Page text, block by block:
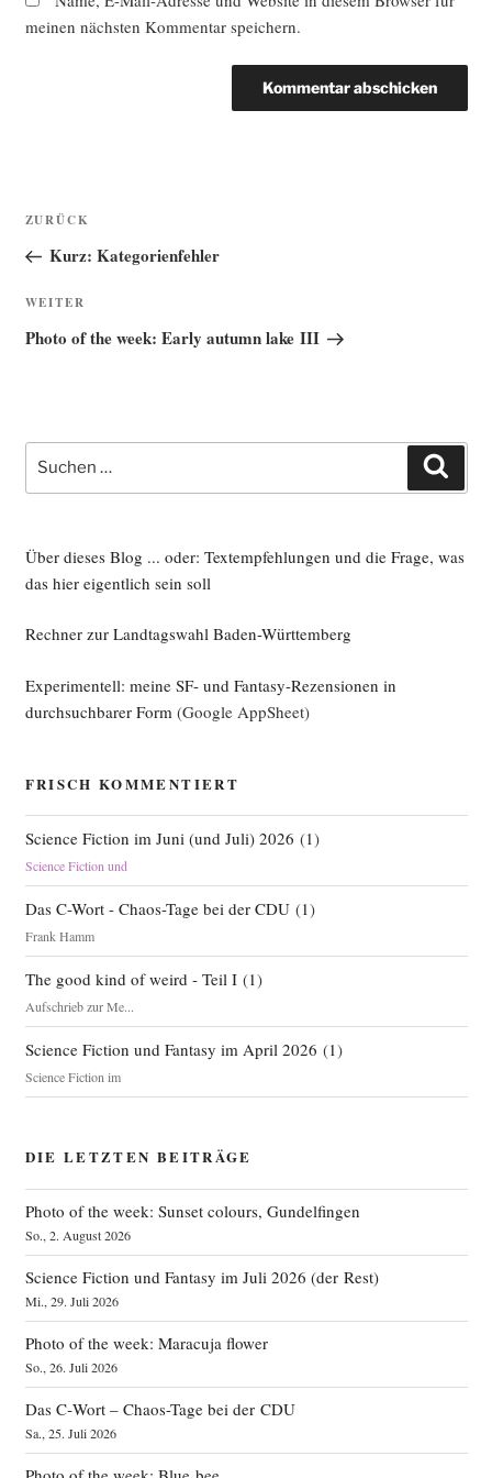
meinen nächsten Kommentar speichern.
Beitragsnavigation
Vorheriger
Beitrag
ZURÜCK
Kurz: Kategorienfehler
Nächster
Beitrag
WEITER
Photo of the week: Early autumn lake III
Suche
nach:
Über dieses Blog ... oder: Textempfehlungen und die Frage, was
das hier eigentlich sein soll
Rechner zur Landtagswahl Baden-Württemberg
Experimentell: meine SF- und Fantasy-Rezensionen in
durchsuchbarer Form (Google AppSheet)
FRISCH KOMMENTIERT
Science Fiction im Juni (und Juli) 2026 (1)
Science Fiction und
Das C-Wort - Chaos-Tage bei der CDU(1)
Frank Hamm
The good kind of weird - Teil I(1)
Aufschrieb zur Me...
Science Fiction und Fantasy im April 2026 (1)
Science Fiction im
DIE LETZTEN BEITRÄGE
Photo of the week: Sunset colours, Gundelfingen
So., 2. August 2026
Science Fiction und Fantasy im Juli 2026 (der Rest)
Mi., 29. Juli 2026
Photo of the week: Maracuja flower
So., 26. Juli 2026
Das C‑Wort – Chaos-Tage bei der CDU
Sa., 25. Juli 2026